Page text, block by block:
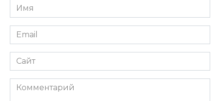
Имя
*
Email
*
Сайт
Комментарий